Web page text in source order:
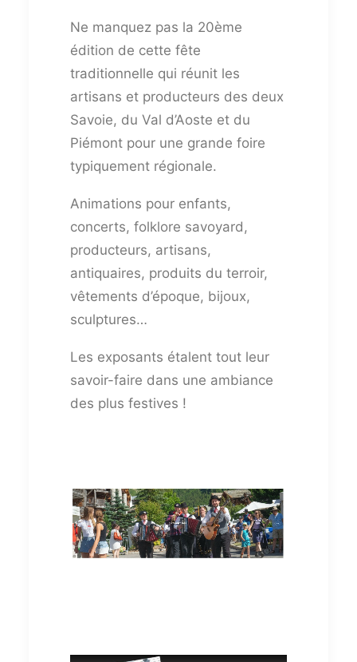
Ne manquez pas la 20ème
édition de cette fête
traditionnelle qui réunit les
artisans et producteurs des deux
Savoie, du Val d’Aoste et du
Piémont pour une grande foire
typiquement régionale.
Animations pour enfants,
concerts, folklore savoyard,
producteurs, artisans,
antiquaires, produits du terroir,
vêtements d’époque, bijoux,
sculptures…
Les exposants étalent tout leur
savoir-faire dans une ambiance
des plus festives !